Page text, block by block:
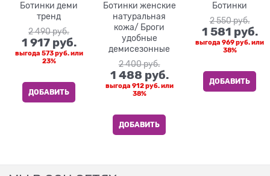
Ботинки деми
тренд
2 490 руб.
1 917 руб.
выгода 573 руб.или
23%
ДОБАВИТЬ
Ботинки женские
натуральная
кожа/ Броги
удобные
демисезонные
2 400 руб.
1 488 руб.
выгода 912 руб.или
38%
ДОБАВИТЬ
Ботинки
2 550 руб.
1 581 руб.
выгода 969 руб.или
38%
ДОБАВИТЬ